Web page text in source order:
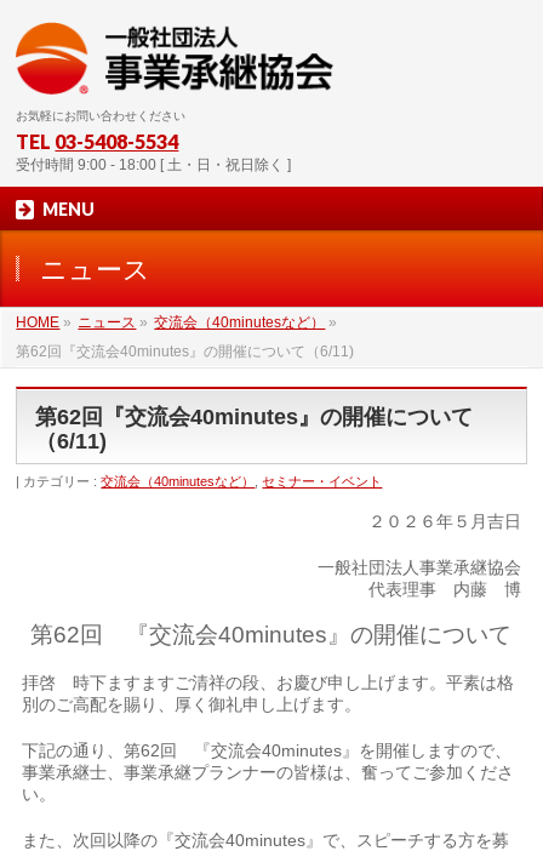
お気軽にお問い合わせください
TEL 03-5408-5534
受付時間 9:00 - 18:00 [ 土・日・祝日除く ]
MENU
ニュース
HOME » ニュース » 交流会（40minutesなど）
»
第62回『交流会40minutes』の開催について（6/11)
第62回『交流会40minutes』の開催について
（6/11)
カテゴリー :交流会（40minutesなど） ,セミナー・イベント
２０２６年５月吉日
一般社団法人事業承継協会
代表理事 内藤 博
第62回 『交流会40minutes』の開催について
拝啓 時下ますますご清祥の段、お慶び申し上げます。平素は格
別のご高配を賜り、厚く御礼申し上げます。
下記の通り、第62回 『交流会40minutes』を開催しますので、
事業承継士、事業承継プランナーの皆様は、奮ってご参加くださ
い。
また、次回以降の『交流会40minutes』で、スピーチする方を募